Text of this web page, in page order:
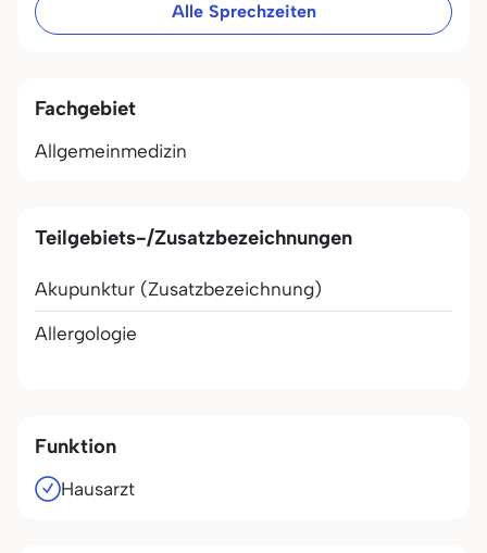
Alle Sprechzeiten
Fachgebiet
Allgemeinmedizin
Teilgebiets-/Zusatzbezeichnungen
Akupunktur (Zusatzbezeichnung)
Allergologie
Funktion
Hausarzt